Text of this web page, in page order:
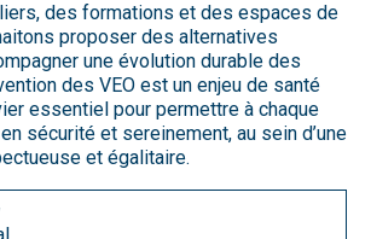
des formations et des espaces de
proposer des alternatives
une évolution durable des
des VEO est un enjeu de santé
essentiel pour permettre à chaque
sécurité et sereinement, au sein d’une
et égalitaire.